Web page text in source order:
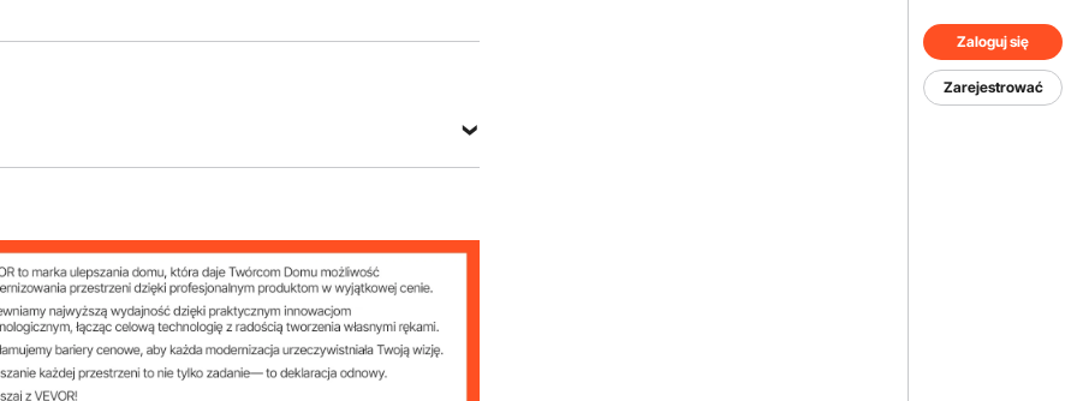
Zaloguj się
Zarejestrować